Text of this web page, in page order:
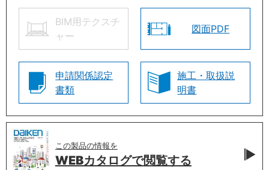
BIM用テクスチ
ャー
図面PDF
申請関係認定
書類
施工・取扱説
明書
この製品の情報を
WEBカタログで閲覧する